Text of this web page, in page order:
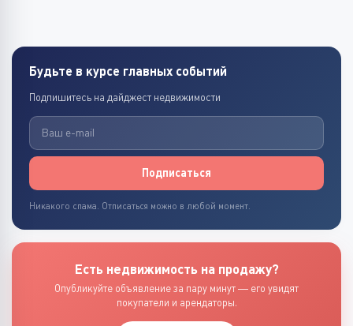
Будьте в курсе главных событий
Подпишитесь на дайджест недвижимости
Подписаться
Никакого спама. Отписаться можно в любой момент.
Есть недвижимость на продажу?
Опубликуйте объявление за пару минут — его увидят
покупатели и арендаторы.